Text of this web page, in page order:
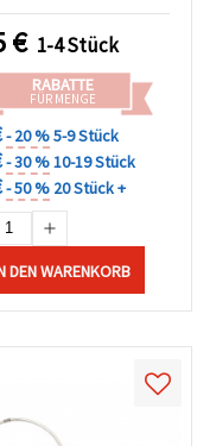
€ 1-4 Stück
RABATTE
FÜR MENGE
- 20 %5-9 Stück
- 30 %10-19 Stück
- 50 % 20 Stück +
DEN WARENKORB